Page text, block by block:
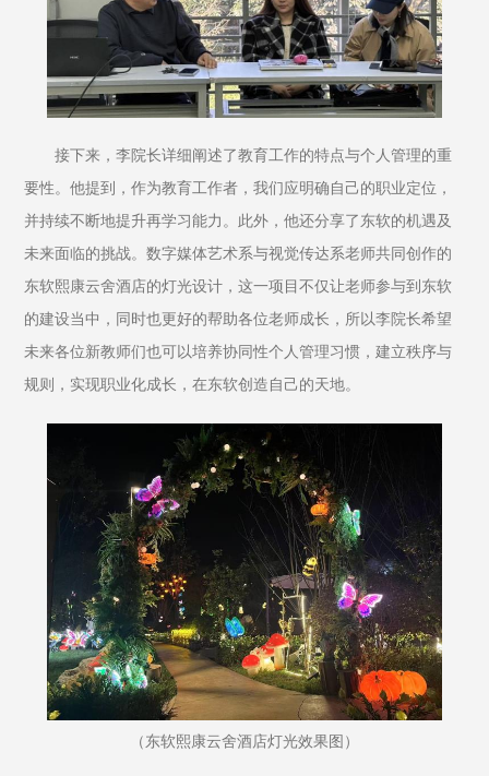
接下来，李院长详细阐述了教育工作的特点与个人管理的重
要性。他提到，作为教育工作者，我们应明确自己的职业定位，
并持续不断地提升再学习能力。此外，他还分享了东软的机遇及
未来面临的挑战。数字媒体艺术系与视觉传达系老师共同创作的
东软熙康云舍酒店的灯光设计，这一项目不仅让老师参与到东软
的建设当中，同时也更好的帮助各位老师成长，所以李院长希望
未来各位新教师们也可以培养协同性个人管理习惯，建立秩序与
规则，实现职业化成长，在东软创造自己的天地。
（东软熙康云舍酒店灯光效果图）